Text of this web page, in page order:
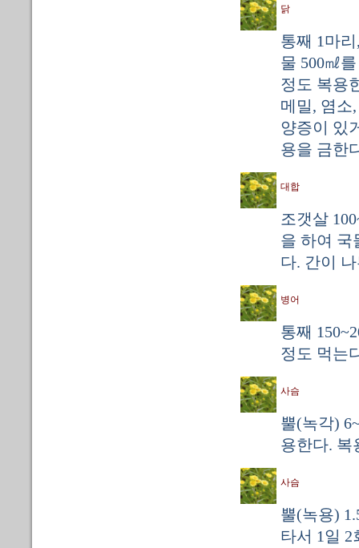
닭
통째 1마
물 500㎖
정도 복용
메밀, 염소
양증이 있
용을 금한
대합
조갯살
을 하여 국
다. 간이
병어
통째
정도 먹는
사슴
뿔(녹각)
용한다. 복
사슴
뿔(녹용)
타서 1일 2